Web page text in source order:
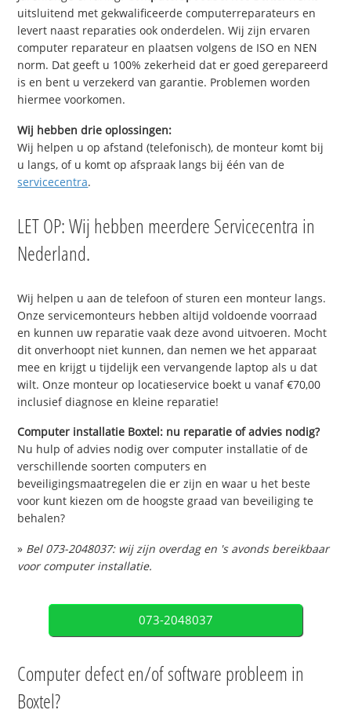
uitsluitend met gekwalificeerde computerreparateurs en
levert naast reparaties ook onderdelen. Wij zijn ervaren
computer reparateur en plaatsen volgens de ISO en NEN
norm. Dat geeft u 100% zekerheid dat er goed gerepareerd
is en bent u verzekerd van garantie. Problemen worden
hiermee voorkomen.
Wij hebben drie oplossingen:
Wij helpen u op afstand (telefonisch), de monteur komt bij
u langs, of u komt op afspraak langs bij één van de
servicecentra.
LET OP: Wij hebben meerdere Servicecentra in
Nederland.
Wij helpen u aan de telefoon of sturen een monteur langs.
Onze servicemonteurs hebben altijd voldoende voorraad
en kunnen uw reparatie vaak deze avond uitvoeren. Mocht
dit onverhoopt niet kunnen, dan nemen we het apparaat
mee en krijgt u tijdelijk een vervangende laptop als u dat
wilt. Onze monteur op locatieservice boekt u vanaf €70,00
inclusief diagnose en kleine reparatie!
Computer installatie Boxtel: nu reparatie of advies nodig?
Nu hulp of advies nodig over computer installatie of de
verschillende soorten computers en
beveiligingsmaatregelen die er zijn en waar u het beste
voor kunt kiezen om de hoogste graad van beveiliging te
behalen?
» Bel 073-2048037: wij zijn overdag en 's avonds bereikbaar
voor computer installatie.
073-2048037
Computer defect en/of software probleem in
Boxtel?